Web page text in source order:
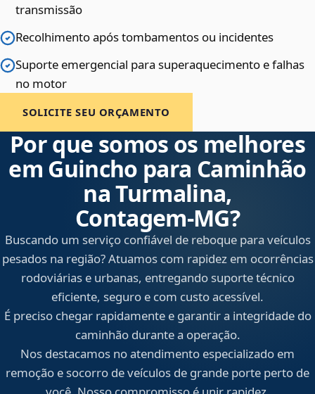
transmissão
Recolhimento após tombamentos ou incidentes
Suporte emergencial para superaquecimento e falhas
no motor
SOLICITE SEU ORÇAMENTO
Por que somos os melhores
em Guincho para Caminhão
na Turmalina,
Contagem‑MG?
Buscando um serviço confiável de reboque para veículos
pesados na região? Atuamos com rapidez em ocorrências
rodoviárias e urbanas, entregando suporte técnico
eficiente, seguro e com custo acessível.
É preciso chegar rapidamente e garantir a integridade do
caminhão durante a operação.
Nos destacamos no atendimento especializado em
remoção e socorro de veículos de grande porte perto de